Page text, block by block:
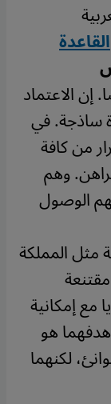
القاعدة
إن الاعتماد
ساذجة. في
من كافة
وهم
الوصول
مثل المملكة
مع إمكانية
هو
لكنهما